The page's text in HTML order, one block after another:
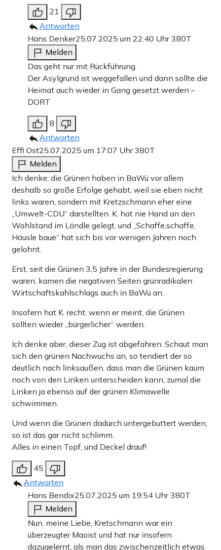
21
Antworten
Hans Denker25.07.2025 um 22:40 Uhr380T
Melden
Das geht nur mit Rückführung.
Der Asylgrund ist weggefallen und dann sollte die
Heimat auch wieder in Gang gesetzt werden –
DORT
8
Antworten
Effi Ost25.07.2025 um 17:07 Uhr380T
Melden
Ich denke, die Grünen haben in BaWü vor allem
deshalb so große Erfolge gehabt, weil sie eben nicht
links waren, sondern mit Kretzschmann eher eine
„Umwelt-CDU“ darstellten. K. hat nie Hand an den
Wohlstand im Ländle gelegt, und „Schaffe,schaffe,
Häusle baue“ hat sich bis vor wenigen Jahren noch
gelohnt.
Erst, seit die Grünen 3,5 Jahre in der Bundesregierung
waren, kamen die negativen Seiten grünradikalen
Wirtschaftskahlschlags auch in BaWü an.
Insofern hat K. recht, wenn er meint, die Grünen
sollten wieder „bürgerlicher“ werden.
Ich denke aber, dieser Zug ist abgefahren. Schaut man
sich den grünen Nachwuchs an, so tendiert der so
deutlich nach linksaußen, dass man die Grünen kaum
noch von den Linken unterscheiden kann, zumal die
Linken ja ebenso auf der grünen Klimawelle
schwimmen.
Und wenn die Grünen dadurch untergebuttert werden,
so ist das gar nicht schlimm.
Alles in einen Topf, und Deckel drauf!
45
Antworten
Hans Bendix25.07.2025 um 19:54 Uhr380T
Melden
Nun, meine Liebe, Kretschmann war ein
überzeugter Maoist und hat nur insofern
dazugelernt, als man das zwischenzeitlich etwas